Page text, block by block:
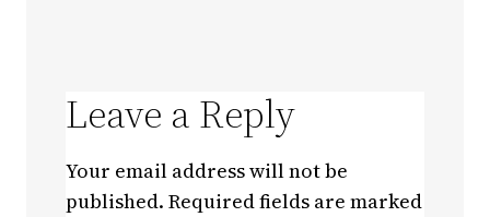
Leave a Reply
Your email address will not be
published. Required fields are marked